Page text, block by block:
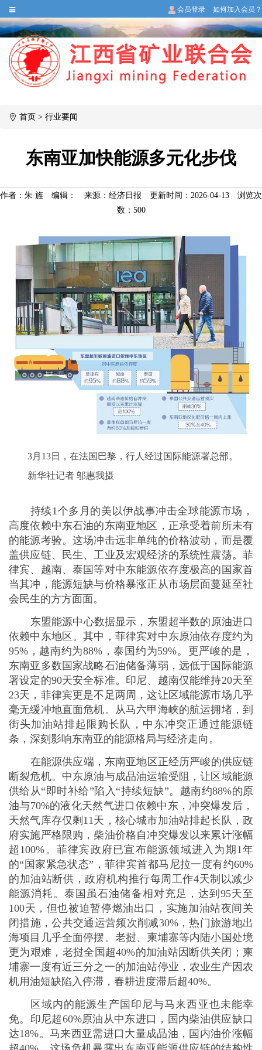
会员登录 如何加入会员？
首页 > 行业要闻
东南亚加快能源多元化步伐
作者：朱 旌 编辑： 来源：经济日报 更新时间：2026-04-13
浏览次
数： 500
3月13日，在法国巴黎，行人经过国际能源署总部。
新华社记者 邬惠我摄
高度依赖中东石油的东南亚地区，正承受着前所未有
的能源考验。这场冲击远非单纯的价格波动，而是覆
盖供应链、民生、工业及宏观经济的系统性震荡。菲
当其冲，能源短缺与价格暴涨正从市场层面蔓延至社
会民生的方方面面。
东盟能源中心数据显示，东盟超半数的原油进口
依赖中东地区。其中，菲律宾对中东原油依存度约为
95%，越南约为88%，泰国约为59%。更严峻的是，
东南亚多数国家战略石油储备薄弱，远低于国际能源
署设定的90天安全标准。印尼、越南仅能维持20天至
23天，菲律宾更是不足两周，这让区域能源市场几乎
毫无缓冲地直面危机。从马六甲海峡的航运拥堵，到
街头加油站排起限购长队，中东冲突正通过能源链
条，深刻影响东南亚的能源格局与经济走向。
在能源供应端，东南亚地区正经历严峻的供应链
断裂危机。中东原油与成品油运输受阻，让区域能源
供给从“即时补给”陷入“持续短缺”。越南约88%的原
油与70%的液化天然气进口依赖中东，冲突爆发后，
天然气库存仅剩11天，核心城市加油站排起长队，政
府实施严格限购，柴油价格自冲突爆发以来累计涨幅
超100%。菲律宾政府已宣布能源领域进入为期1年
的加油站断供，政府机构推行每周工作4天制以减少
能源消耗。泰国虽石油储备相对充足，达到95天至
100天，但也被迫暂停燃油出口，实施加油站夜间关
闭措施，公共交通运营频次削减30%，热门旅游地出
海项目几乎全面停摆。老挝、柬埔寨等内陆小国处境
更为艰难，老挝全国超40%的加油站因断供关闭；柬
埔寨一度有近三分之一的加油站停业，农业生产因农
机用油短缺陷入停滞，春耕进度滞后超40%。
区域内的能源生产国印尼与马来西亚也未能幸
免。印尼超60%原油从中东进口，国内柴油供应缺口
达18%。马来西亚需进口大量成品油，国内油价涨幅
超40%。这场危机暴露出东南亚能源供应链的结构性
脆弱。
能源价格暴涨与供应短缺快速向各领域传导，东
南亚区域经济增长预期下调，通胀压力急剧攀升。其
中，出口导向型的越南遭受重创。国际机构预测，若
冲突持续半年以上，越南国内生产总值（GDP）增速
加工企业因电力与燃油成本飙升，开工率将降至65%
以下，部分中小企业被迫停产。泰国工业与旅游业承
压，制造业成本增加25%，高耗能产业减产超30%。3
月份，泰国入境游客量较预期下降35%，依赖旅游收